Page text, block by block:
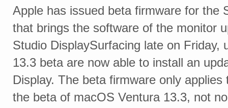
Apple has issued beta firmware for the
that brings the software of the monitor
Studio DisplaySurfacing late on Friday,
13.3 beta are now able to install an
Display. The beta firmware only
the beta of macOS Ventura 13.3, not